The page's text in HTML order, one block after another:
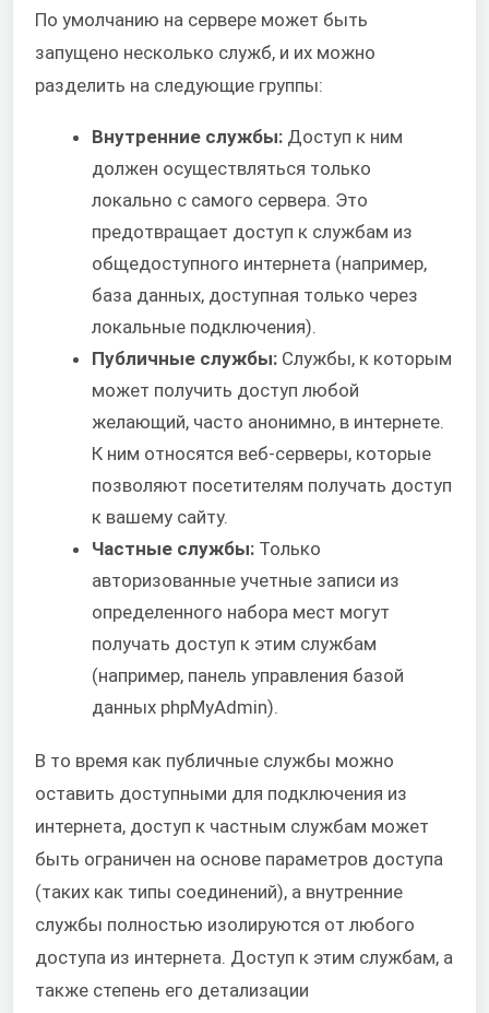
По умолчанию на сервере может быть
запущено несколько служб, и их можно
разделить на следующие группы:
Внутренние службы: Доступ к ним
должен осуществляться только
локально с самого сервера. Это
предотвращает доступ к службам из
общедоступного интернета (например,
база данных, доступная только через
локальные подключения).
Публичные службы: Службы, к которым
может получить доступ любой
желающий, часто анонимно, в интернете.
К ним относятся веб-серверы, которые
позволяют посетителям получать доступ
к вашему сайту.
Частные службы: Только
авторизованные учетные записи из
определенного набора мест могут
получать доступ к этим службам
(например, панель управления базой
данных phpMyAdmin).
В то время как публичные службы можно
оставить доступными для подключения из
интернета, доступ к частным службам может
быть ограничен на основе параметров доступа
(таких как типы соединений), а внутренние
службы полностью изолируются от любого
доступа из интернета. Доступ к этим службам, а
также степень его детализации